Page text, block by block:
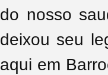
do nosso
deixou seu
aqui em